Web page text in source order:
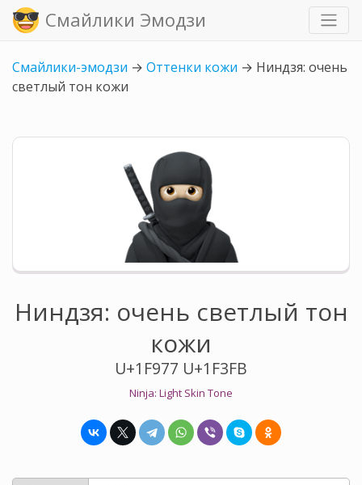
Смайлики Эмодзи
Смайлики-эмодзи → Оттенки кожи → Ниндзя: очень
светлый тон кожи
Ниндзя: очень светлый тон
кожи
U+1F977 U+1F3FB
Ninja: Light Skin Tone